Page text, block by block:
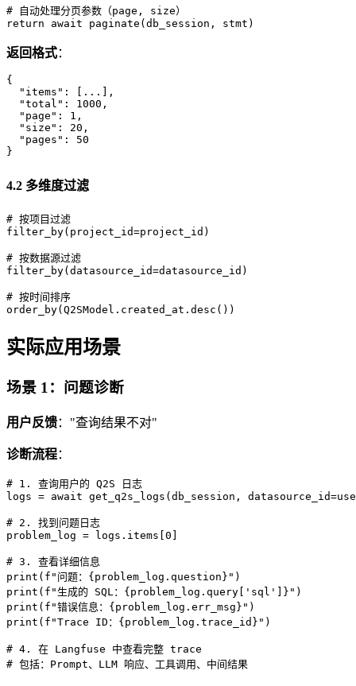
# 自动处理分页参数（page, size）
返回格式：
{
  "items": [...],
  "total": 1000,
  "page": 1,
  "size": 20,
  "pages": 50
4.2 多维度过滤
# 按项目过滤
filter_by(project_id=project_id)
# 按数据源过滤
filter_by(datasource_id=datasource_id)
# 按时间排序
实际应用场景
场景 1：问题诊断
用户反馈："查询结果不对"
诊断流程：
# 1. 查询用户的 Q2S 日志
logs = await get_q2s_logs(db_session,
# 2. 找到问题日志
problem_log = logs.items[0]
# 3. 查看详细信息
print(f"问题：{problem_log.question}")
print(f"生成的 SQL：{problem_log.query['sql']}")
print(f"错误信息：{problem_log.err_msg}")
print(f"Trace ID：{problem_log.trace_id}")
# 4. 在 Langfuse 中查看完整 trace